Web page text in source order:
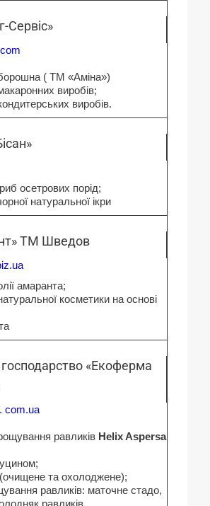
Сервіс»
( ТМ «Аміна»)
виробів;
виробів.
осетрових порід;
натуральної ікри
ТМ Шведов
амаранта;
косметики на основі
«Екоферма
com.ua
равликів Helix Aspersa
та охолоджене);
равликів: маточне стадо,
равликів